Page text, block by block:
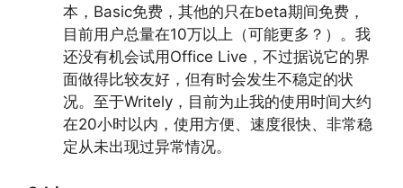
本，Basic免费，其他的只在beta期间免费，
目前用户总量在10万以上（可能更多？）。我
还没有机会试用Office Live，不过据说它的界
面做得比较友好，但有时会发生不稳定的状
况。至于Writely，目前为止我的使用时间大约
在20小时以内，使用方便、速度很快、非常稳
定从未出现过异常情况。